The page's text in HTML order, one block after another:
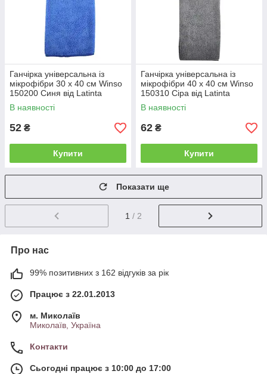
Ганчірка універсальна із
мікрофібри 30 x 40 см Winso
150200 Синя від Latinta
В наявності
52 ₴
Купити
Ганчірка універсальна із
мікрофібри 40 x 40 см Winso
150310 Сіра від Latinta
В наявності
62 ₴
Купити
Показати ще
1 / 2
Про нас
99% позитивних з 162 відгуків за рік
Працює з 22.01.2013
м. Миколаїв
Миколаїв, Україна
Контакти
Сьогодні працює з 10:00 до 17:00